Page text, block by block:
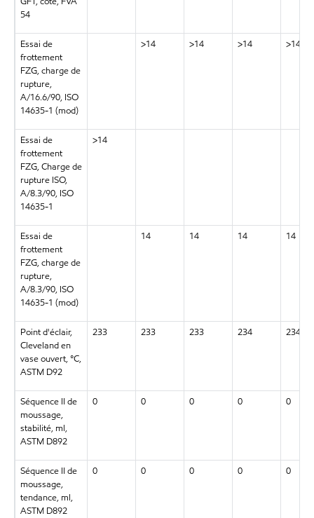
54
Essai de
frottement
FZG, charge de
rupture,
A/16.6/90, ISO
14635-1 (mod)
>14 >14 >14 >14
Essai de
frottement
FZG, Charge de
rupture ISO,
A/8.3/90, ISO
14635-1
>14
Essai de
frottement
FZG, charge de
rupture,
A/8.3/90, ISO
14635-1 (mod)
14 14 14 14
Point d'éclair,
Cleveland en
vase ouvert, °C,
ASTM D92
233 233 233 234 234
Séquence II de
moussage,
stabilité, ml,
ASTM D892
0 0 0 0 0
Séquence II de
moussage,
tendance, ml,
ASTM D892
0 0 0 0 0